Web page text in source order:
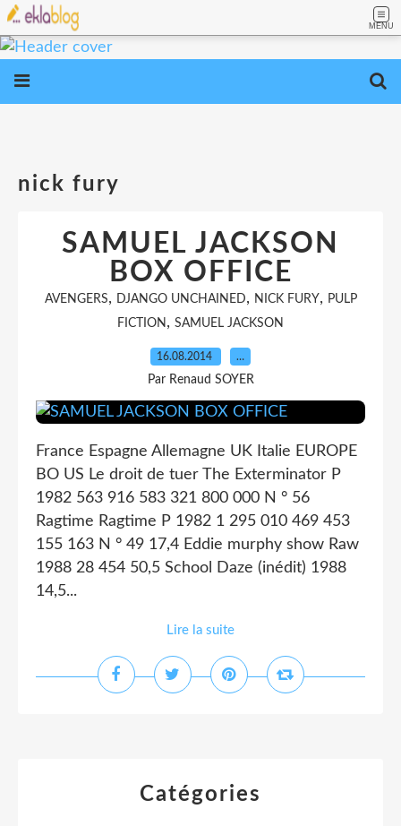
MENU
nick fury
SAMUEL JACKSON
BOX OFFICE
AVENGERS, DJANGO UNCHAINED, NICK FURY, PULP
FICTION , SAMUEL JACKSON
16.08.2014 …
Par Renaud SOYER
France Espagne Allemagne UK Italie EUROPE
BO US Le droit de tuer The Exterminator P
1982 563 916 583 321 800 000 N ° 56
Ragtime Ragtime P 1982 1 295 010 469 453
155 163 N ° 49 17,4 Eddie murphy show Raw
1988 28 454 50,5 School Daze (inédit) 1988
14,5...
Lire la suite
Catégories